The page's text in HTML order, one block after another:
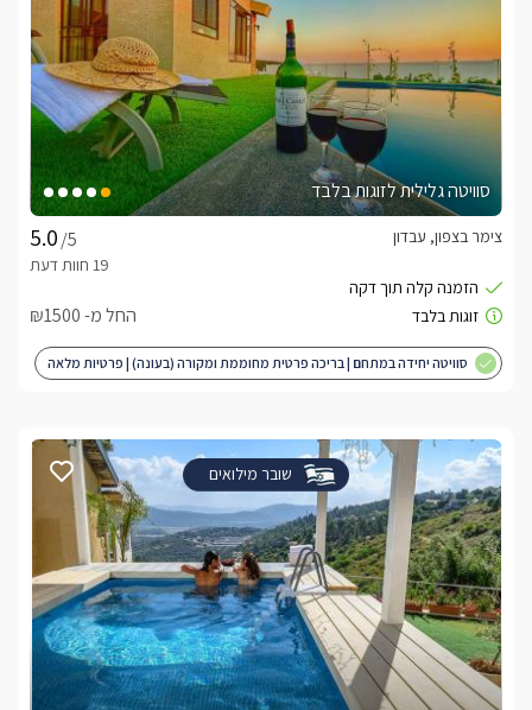
סוויטה גלילית לזוגות בלבד
/5
צימר בצפון, עבדון
החל מ- ₪1500
סוויטה יחידה במתחם | בריכה פרטית מחוממת ומקורה (בעונה) | פרטיות מלאה
שובר מילואים